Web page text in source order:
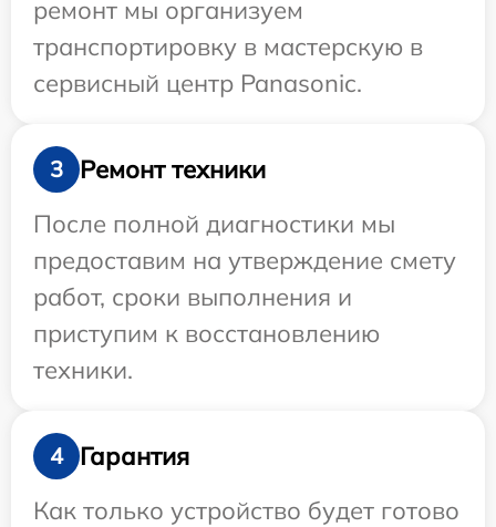
ремонт мы организуем
транспортировку в мастерскую в
сервисный центр Panasonic.
3
Ремонт техники
После полной диагностики мы
предоставим на утверждение смету
работ, сроки выполнения и
приступим к восстановлению
техники.
4
Гарантия
Как только устройство будет готово